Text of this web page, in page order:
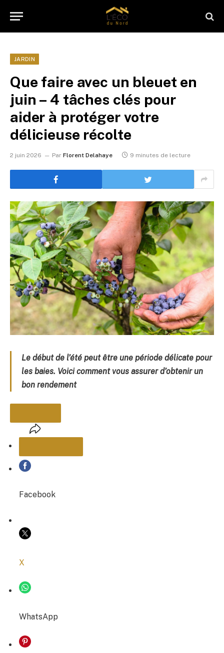
JARDIN
Que faire avec un bleuet en
juin – 4 tâches clés pour
aider à protéger votre
délicieuse récolte
2 juin 2026 Par Florent Delahaye 9 minutes de lecture
Le début de l’été peut être une période délicate pour
les baies. Voici comment vous assurer d’obtenir un
bon rendement
PARTAGER
COPIER LE LIEN
Facebook
X
WhatsApp